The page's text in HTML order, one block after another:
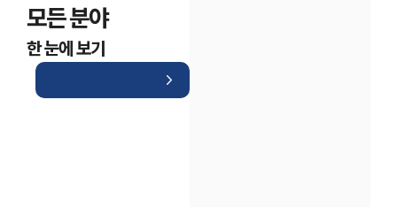
모든 분야
한 눈에 보기